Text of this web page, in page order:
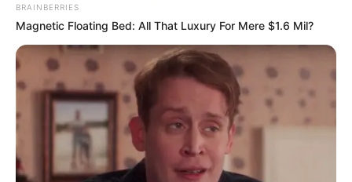
BRAINBERRIES
Magnetic Floating Bed: All That Luxury For Mere $1.6 Mil?